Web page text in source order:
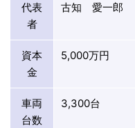
代表
者
古知 愛一郎
資本
金
5,000万円
車両
台数
3,300台